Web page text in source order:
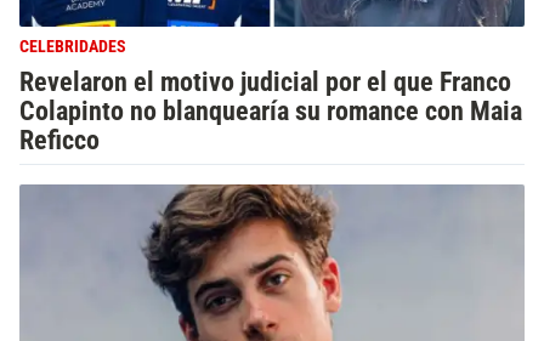
CELEBRIDADES
Revelaron el motivo judicial por el que Franco
Colapinto no blanquearía su romance con Maia
Reficco